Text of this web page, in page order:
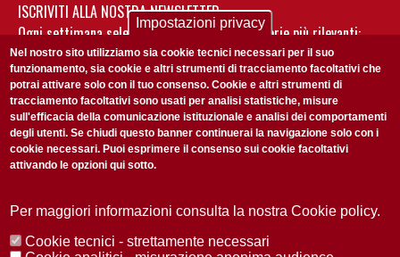
ISCRIVITI ALLA NOSTRA NEWSLETTER
Ogni settimana selezioniamo per te nostre storie più rilevanti:
non perderti gli aggiornamenti della nostra newsletter
Accetto laPrivacy Policy
Redazione Copyright Privacy Area stampa
Impostazioni privacy
Nel nostro sito utilizziamo sia cookie tecnici necessari per il suo
funzionamento, sia cookie e altri strumenti di tracciamento facoltativi che
potrai attivare solo con il tuo consenso. Cookie e altri strumenti di
tracciamento facoltativi sono usati per analisi statistiche, misure
sull'efficacia della comunicazione istituzionale e analisi dei comportamenti
degli utenti. Se chiudi questo banner continuerai la navigazione solo con i
cookie necessari. Puoi esprimere il consenso sui cookie facoltativi
attivando le opzioni qui sotto.
Per maggiori informazioni consulta la nostra Cookie policy.
Cookie tecnici - strettamente necessari